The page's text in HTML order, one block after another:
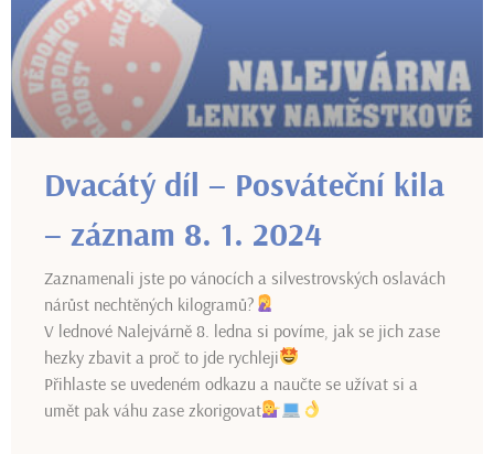
Dvacátý díl – Posváteční kila
– záznam 8. 1. 2024
Zaznamenali jste po vánocích a silvestrovských oslavách
nárůst nechtěných kilogramů?
V lednové Nalejvárně 8. ledna si povíme, jak se jich zase
hezky zbavit a proč to jde rychleji
Přihlaste se uvedeném odkazu a naučte se užívat si a
umět pak váhu zase zkorigovat